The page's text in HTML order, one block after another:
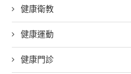
健康衛教
健康運動
健康門診